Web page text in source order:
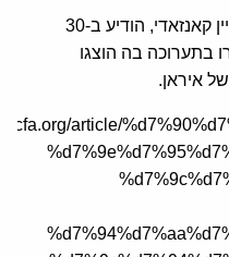
מפקד הצי האיראני, האדמירל חוסיין קאנזאדי, הודיע ב-30
בתערוכה בה הוצגו
איראן.
article/